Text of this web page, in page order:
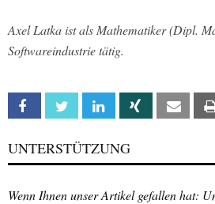
Axel Latka ist als Mathematiker (Dipl.
Softwareindustrie tätig.
Facebook Twitter Linkedin Xing Email
UNTERSTÜTZUNG
Wenn Ihnen unser Artikel gefallen hat: